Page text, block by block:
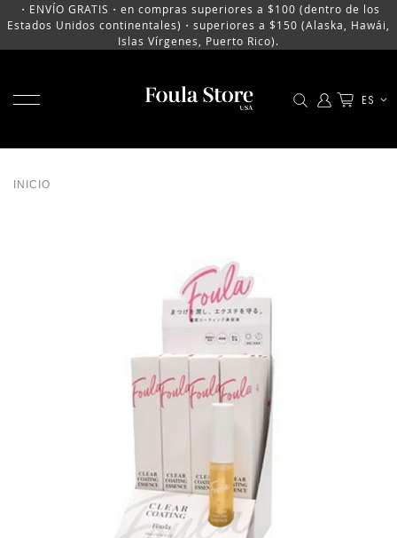
・ENVÍO GRATIS・en compras superiores a $100 (dentro de los
Estados Unidos continentales)・superiores a $150 (Alaska, Hawái,
Islas Vírgenes, Puerto Rico).
IR
CONTENIDO
ES
INICIO